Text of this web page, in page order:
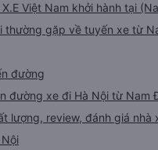
Việt Nam khởi hành tại
thường gặp về tuyến xe từ
đường
đường xe đi Hà Nội từ Nam
lượng, review, đánh giá nhà